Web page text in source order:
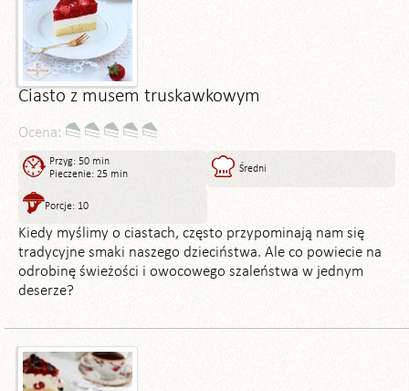
Ciasto z musem truskawkowym
Ocena:
Przyg: 50 min
Pieczenie: 25 min
Średni
Porcje: 10
Kiedy myślimy o ciastach, często przypominają nam się
tradycyjne smaki naszego dzieciństwa. Ale co powiecie na
odrobinę świeżości i owocowego szaleństwa w jednym
deserze?